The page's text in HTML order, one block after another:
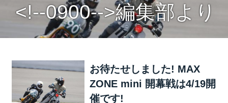
<!--0900-->編集部より
お待たせしました! MAX
ZONE mini 開幕戦は4/19開
催です!